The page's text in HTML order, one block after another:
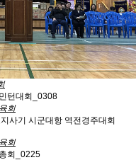
턴대회_0308
회
사기 시군대항 역전경주대회
회
회_0225